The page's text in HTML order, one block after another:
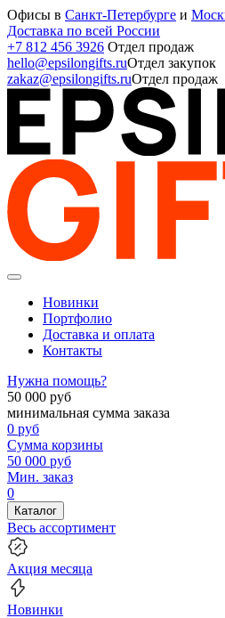
Офисы в Санкт-Петербурге и
Доставка по всей России
+7 812 456 3926 Отдел продаж
hello@epsilongifts.ruОтдел закупок
zakaz@epsilongifts.ruОтдел продаж
Новинки
Портфолио
Доставка и оплата
Контакты
Нужна помощь?
50 000 руб
минимальная сумма заказа
0 руб
Сумма корзины
50 000 руб
Мин. заказ
0
Каталог
Весь ассортимент
Акция месяца
Новинки